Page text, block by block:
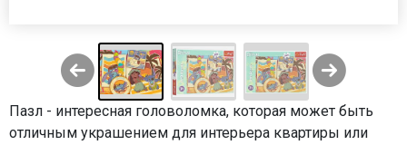
Пазл - интересная головоломка, которая может быть
отличным украшением для интерьера квартиры или